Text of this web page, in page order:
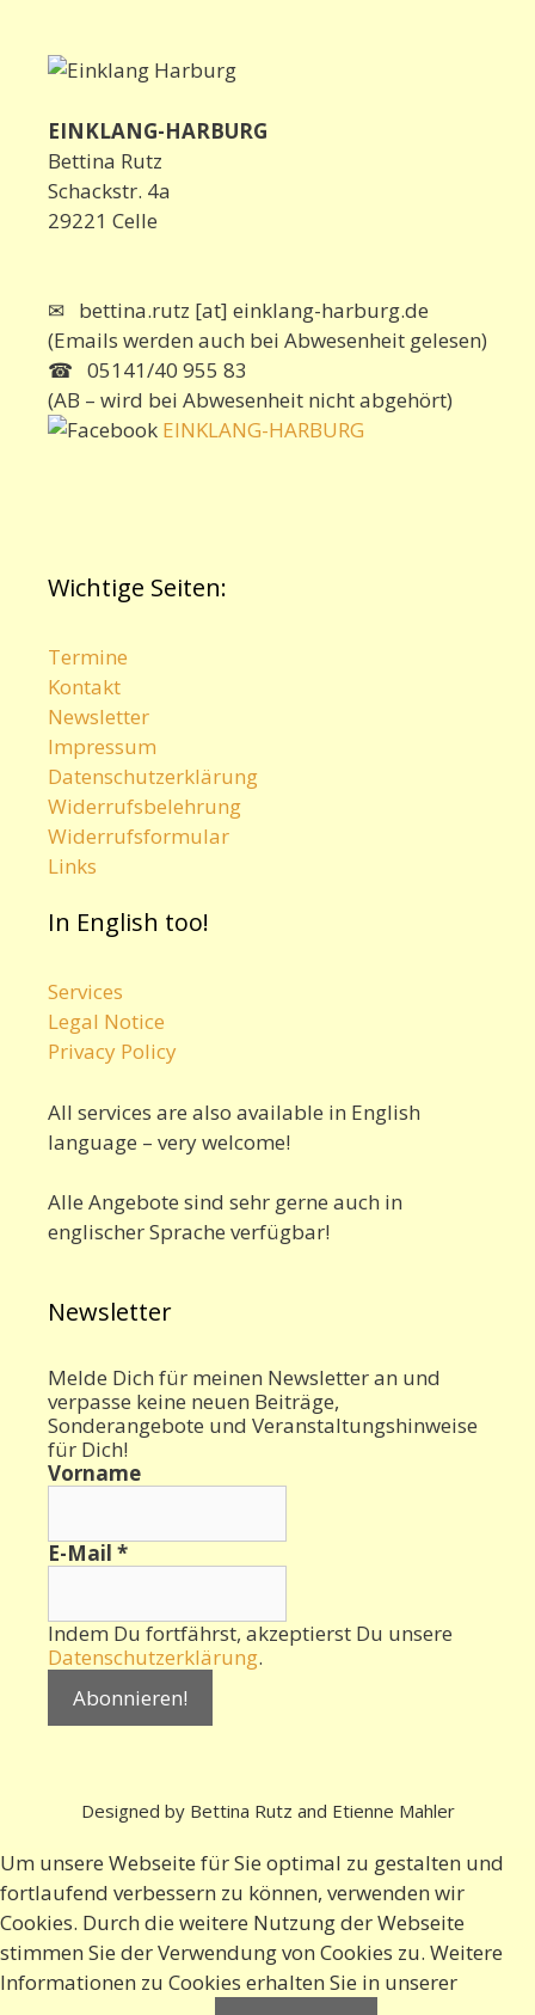
EINKLANG-HARBURG
Bettina Rutz
Schackstr. 4a
29221 Celle
✉ bettina.rutz [at] einklang-harburg.de
(Emails werden auch bei Abwesenheit gelesen)
☎ 05141/40 955 83
(AB – wird bei Abwesenheit nicht abgehört)
EINKLANG-HARBURG
Wichtige Seiten:
Termine
Kontakt
Newsletter
Impressum
Datenschutzerklärung
Widerrufsbelehrung
Widerrufsformular
Links
In English too!
Services
Legal Notice
Privacy Policy
All services are also available in English
language – very welcome!
Alle Angebote sind sehr gerne auch in
englischer Sprache verfügbar!
Newsletter
Melde Dich für meinen Newsletter an und
verpasse keine neuen Beiträge,
Sonderangebote und Veranstaltungshinweise
für Dich!
Vorname
E-Mail *
Indem Du fortfährst, akzeptierst Du unsere
Datenschutzerklärung.
Designed by Bettina Rutz and Etienne Mahler
Um unsere Webseite für Sie optimal zu gestalten und
fortlaufend verbessern zu können, verwenden wir
Cookies. Durch die weitere Nutzung der Webseite
stimmen Sie der Verwendung von Cookies zu. Weitere
Informationen zu Cookies erhalten Sie in unserer